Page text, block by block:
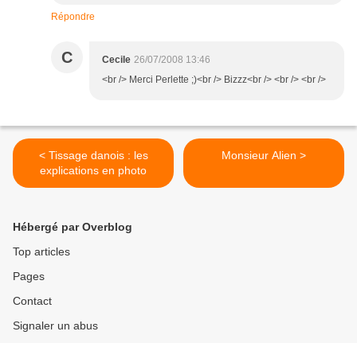
Répondre
C Cecile 26/07/2008 13:46
<br /> Merci Perlette ;)<br /> Bizzz<br /> <br /> <br />
< Tissage danois : les
explications en photo
Monsieur Alien >
Hébergé par Overblog
Top articles
Pages
Contact
Signaler un abus